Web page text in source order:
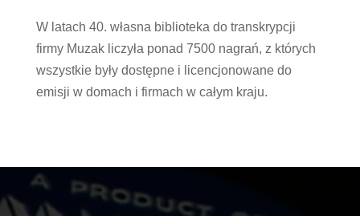
W latach 40. własna biblioteka do transkrypcji
firmy Muzak liczyła ponad 7500 nagrań, z których
wszystkie były dostępne i licencjonowane do
emisji w domach i firmach w całym kraju.